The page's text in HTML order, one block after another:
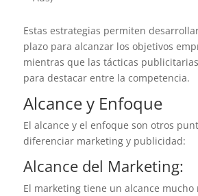
Estas estrategias permiten
plazo para alcanzar los objetivos
mientras que las tácticas
para destacar entre la competencia.
Alcance y Enfoque
El alcance y el enfoque son otros
diferenciar marketing y publicidad:
Alcance del Marketing:
El marketing tiene un alcance mucho